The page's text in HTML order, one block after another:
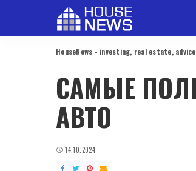
HouseNews - investing, real estate, advice
САМЫЕ
АВТО
14.10.2024